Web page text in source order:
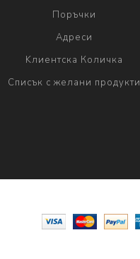
Поръчки
Адреси
Kлиентска Количка
Списък с желани продукти